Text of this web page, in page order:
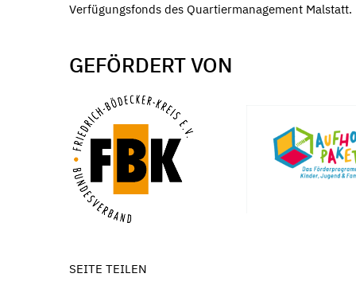
Verfügungsfonds des Quartiermanagement Malstatt.
GEFÖRDERT VON
SEITE TEILEN